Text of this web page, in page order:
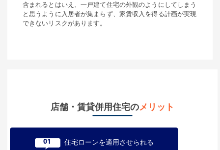
含まれるとはいえ、一戸建て住宅の外観のようにしてしまう
と思うように入居者が集まらず、家賃収入を得る計画が実現
できないリスクがあります。
店舗・賃貸併用住宅のメリット
01 住宅ローンを適用させられる